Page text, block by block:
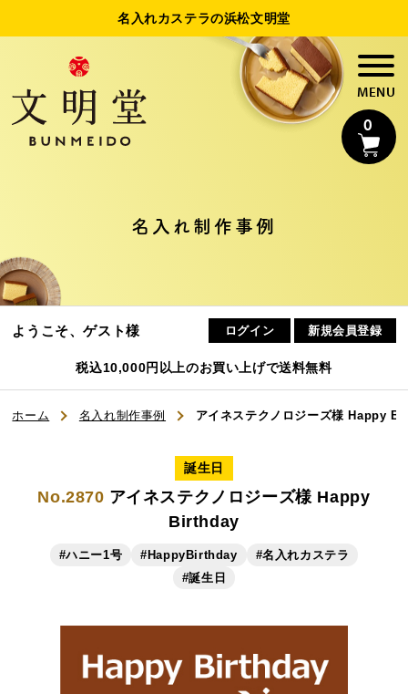
名入れカステラの浜松文明堂
0
名入れカステラ
浜松文明堂について
初めてのお客様へ
お知らせ
商品一覧
名入れ制作事例
税込10,000円以上のお買い上げで送料無料
ようこそ、ゲスト様 ログイン 新規会員登録
ホーム 名入れ制作事例 アイネステクノロジーズ様 Happy
誕生日
No.2870 アイネステクノロジーズ様 Happy
Birthday
#ハニー1号 #HappyBirthday
#名入れカステラ
#誕生日